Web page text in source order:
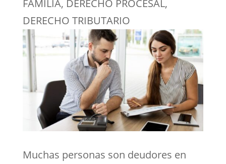
FAMILIA, DERECHO PROCESAL,
DERECHO TRIBUTARIO
Muchas personas son deudores en